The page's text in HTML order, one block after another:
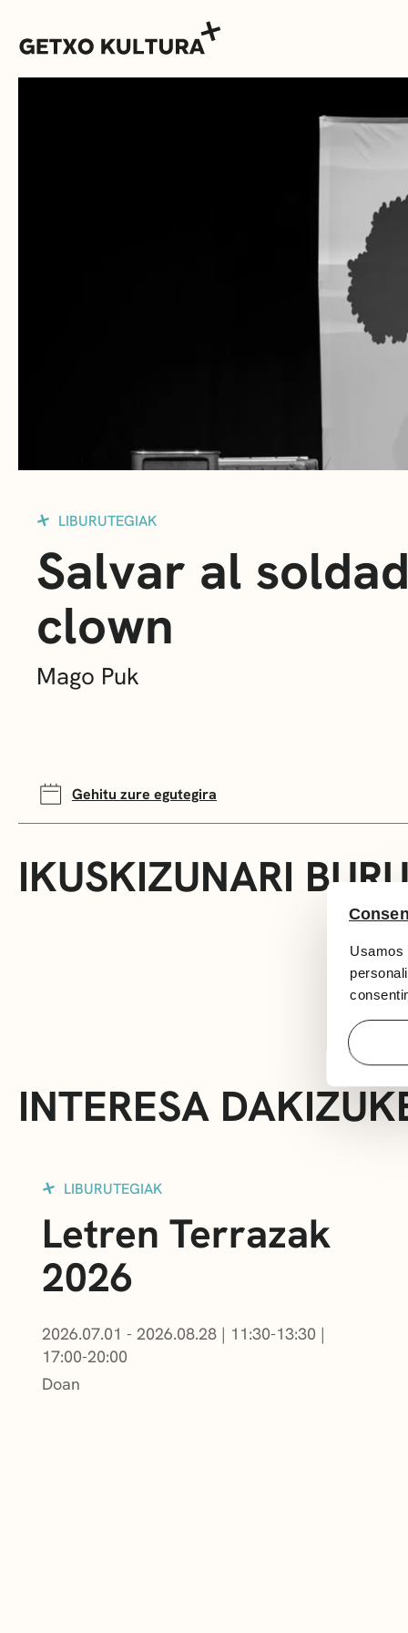
Usamos
MUXIKEBARRI
LIBURUTEGIAK
Salvar al
clown
Mago Puk
Gehitu zure egutegira
IKUSKIZUNARI
INTERESA
LIBURUTEGIAK
Letren Terrazak
2026
2026.07.01 - 2026.08.28 | 11:30-13:30 |
17:00-20:00
Doan